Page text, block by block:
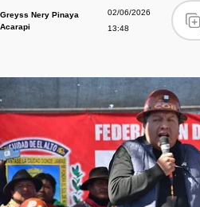
Greyss Nery Pinaya
Acarapi
02/06/2026
13:48